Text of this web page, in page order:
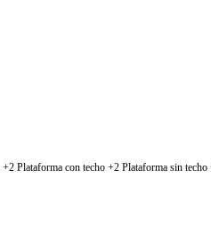
+2 Plataforma con techo +2 Plataforma sin